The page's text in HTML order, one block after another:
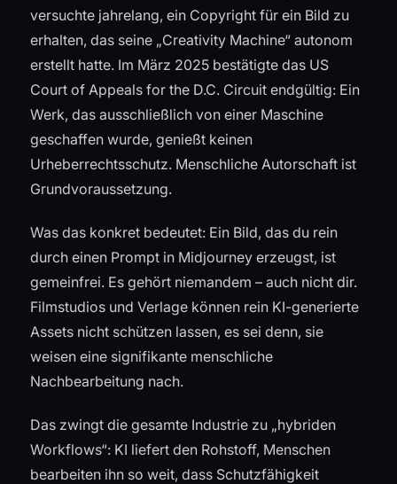
versuchte jahrelang, ein Copyright für ein Bild zu
erhalten, das seine „Creativity Machine“ autonom
erstellt hatte. Im März 2025 bestätigte das US
Court of Appeals for the D.C. Circuit endgültig: Ein
Werk, das ausschließlich von einer Maschine
geschaffen wurde, genießt keinen
Urheberrechtsschutz. Menschliche Autorschaft ist
Grundvoraussetzung.
Was das konkret bedeutet: Ein Bild, das du rein
durch einen Prompt in Midjourney erzeugst, ist
gemeinfrei. Es gehört niemandem – auch nicht dir.
Filmstudios und Verlage können rein KI-generierte
Assets nicht schützen lassen, es sei denn, sie
weisen eine signifikante menschliche
Nachbearbeitung nach.
Das zwingt die gesamte Industrie zu „hybriden
Workflows“: KI liefert den Rohstoff, Menschen
bearbeiten ihn so weit, dass Schutzfähigkeit